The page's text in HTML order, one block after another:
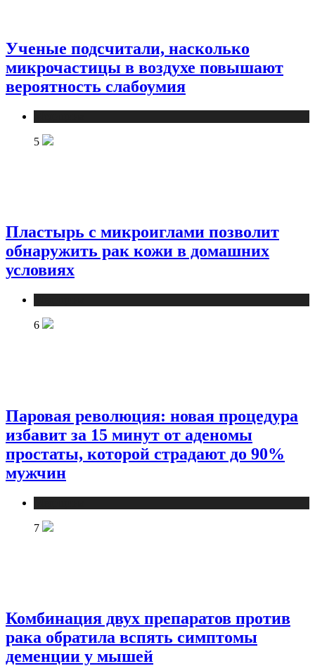
Ученые подсчитали, насколько
микрочастицы в воздухе повышают
вероятность слабоумия
5
Пластырь с микроиглами позволит
обнаружить рак кожи в домашних
условиях
6
Паровая революция: новая процедура
избавит за 15 минут от аденомы
простаты, которой страдают до 90%
мужчин
7
Комбинация двух препаратов против
рака обратила вспять симптомы
деменции у мышей